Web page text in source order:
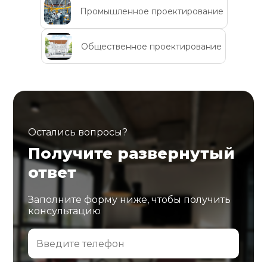
Промышленное проектирование
Общественное проектирование
Остались вопросы?
Получите развернутый
ответ
Заполните форму ниже, чтобы получить
консультацию